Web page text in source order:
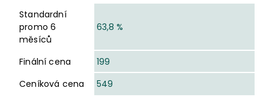
Standardní
promo 6
měsíců
63,8 %
Finální cena
199
Ceníková cena
549